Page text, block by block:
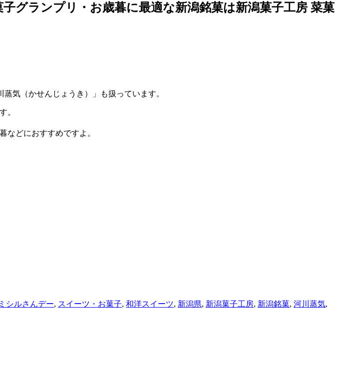
グランプリ・お歳暮に最適な新潟銘菓は新潟菓子工房 菜菓
気（かせんじょうき）」も扱っています。
。
などにおすすめですよ。
シルさんデー, スイーツ・お菓子, 和洋スイーツ, 新潟県, 新潟菓子工房, 新潟銘菓, 河川蒸気,